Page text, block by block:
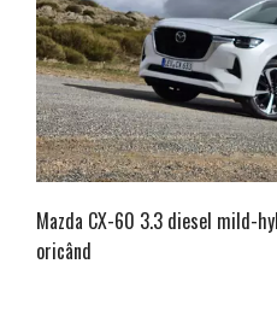
Mazda CX-60 3.3 diesel mild-
oricând